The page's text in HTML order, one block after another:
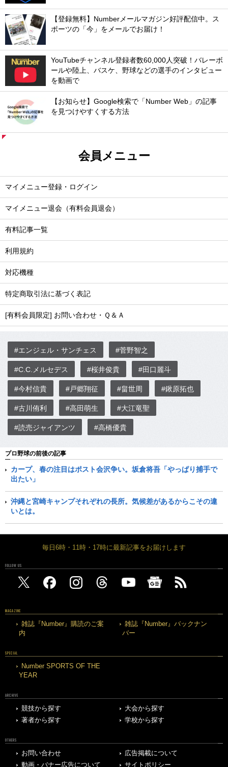
【登録無料】Numberメールマガジン好評配信中。ス
ポーツの「今」をメールでお届け！
YouTubeチャンネル登録者数60,000人突破！バレーボ
ールや陸上、バスケ、野球などの選手のインタビュー
を動画で
【お知らせ】Google検索で「Number Web」の記事
を見つけやすくする方法
会員メニュー
マイメニュー登録・ログイン
マイメニュー退会（有料会員退会）
有料記事一覧
利用規約
対応機種
特定商取引法に基づく表記
[有料会員限定] お問い合わせ・Ｑ＆Ａ
#エンジェル・サンチェス #菅野智之
#C.C.メルセデス #桜井俊貴 #田口麗斗
#今村信貴 #戸郷翔征 #畠世周 #鍬原拓也
#古川侑利 #高田萌生 #大江竜聖
#読売ジャイアンツ #高橋優貴
プロ野球の前後の記事
カープ、春の注目はポスト会沢争い。坂倉将吾「やっぱり捕手で
出たい」
沖縄と宮崎キャンプそれぞれの長所。気候差があるからこその違
いとは。
毎日6時・11時・17時に最新記事をお届けします
FOLLOW US
MAGAZINE
雑誌『Number』購読のご案
内
雑誌『Number』バックナン
バー
SPECIAL
Number SPORTS OF THE
YEAR
ARCHIVE
競技から探す
大会から探す
著者から探す
学校から探す
OTHERS
お問い合わせ
広告掲載について
動画・バナー広告について
サイトポリシー